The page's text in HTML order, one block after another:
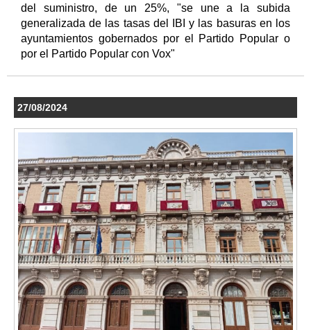
del suministro, de un 25%, "se une a la subida
generalizada de las tasas del IBI y las basuras en los
ayuntamientos gobernados por el Partido Popular o
por el Partido Popular con Vox"
27/08/2024